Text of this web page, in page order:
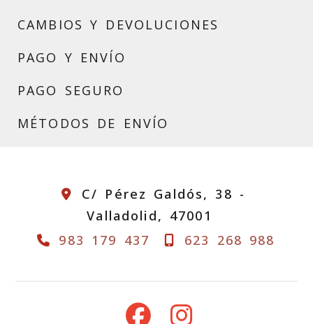
CAMBIOS Y DEVOLUCIONES
PAGO Y ENVÍO
PAGO SEGURO
MÉTODOS DE ENVÍO
C/ Pérez Galdós, 38 -
Valladolid, 47001
983 179 437
623 268 988